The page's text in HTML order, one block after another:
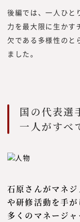
執筆者、われ
要があります
あり続け、企
する情報と、
後編では、一人ひと
力を最大限に生かす
欠である多様性のと
ました。
国の代表選
一人がすべ
石原さんがマネ
や研修活動を手
多くのマネージ